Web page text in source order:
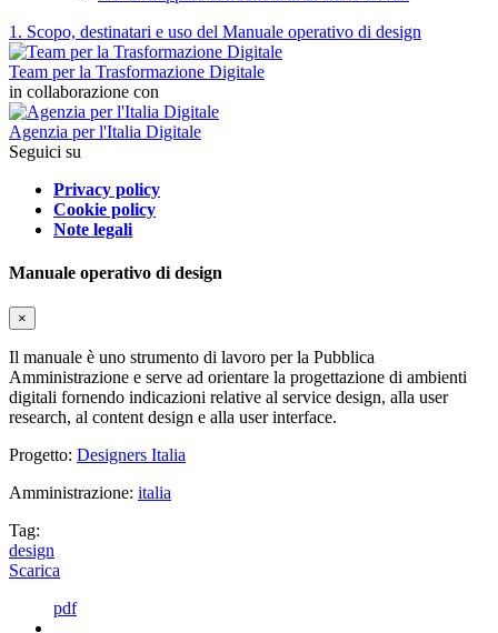
1. Scopo, destinatari e uso del Manuale operativo di design
Team per la Trasformazione Digitale
in collaborazione con
Agenzia per l'Italia Digitale
Seguici su
Privacy policy
Cookie policy
Note legali
Manuale operativo di design
×
Il manuale è uno strumento di lavoro per la Pubblica
Amministrazione e serve ad orientare la progettazione di ambienti
digitali fornendo indicazioni relative al service design, alla user
research, al content design e alla user interface.
Progetto: Designers Italia
Amministrazione: italia
Tag:
design
Scarica
pdf